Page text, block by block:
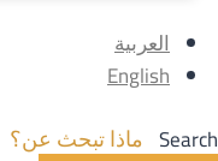
العربية
English
Search